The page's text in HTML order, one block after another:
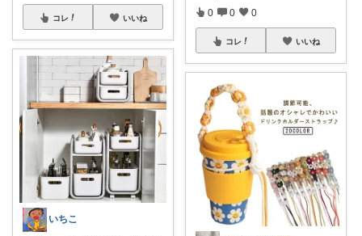
コレ いいね
いちこ
0 0 0
コレ いいね